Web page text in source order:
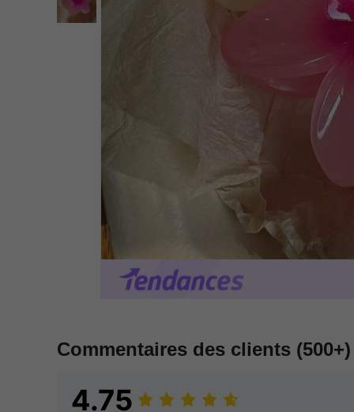
Commentaires des clients (500+)
4.75